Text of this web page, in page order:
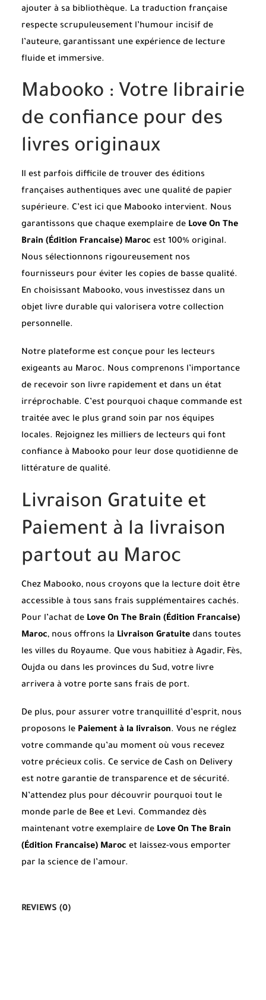
ajouter à sa bibliothèque. La traduction française
respecte scrupuleusement l’humour incisif de
l’auteure, garantissant une expérience de lecture
fluide et immersive.
Mabooko : Votre librairie
de confiance pour des
livres originaux
Il est parfois difficile de trouver des éditions
françaises authentiques avec une qualité de papier
supérieure. C’est ici que Mabooko intervient. Nous
garantissons que chaque exemplaire de Love On The
Brain (Édition Francaise) Maroc est 100% original.
Nous sélectionnons rigoureusement nos
fournisseurs pour éviter les copies de basse qualité.
En choisissant Mabooko, vous investissez dans un
objet livre durable qui valorisera votre collection
personnelle.
Notre plateforme est conçue pour les lecteurs
exigeants au Maroc. Nous comprenons l’importance
de recevoir son livre rapidement et dans un état
irréprochable. C’est pourquoi chaque commande est
traitée avec le plus grand soin par nos équipes
locales. Rejoignez les milliers de lecteurs qui font
confiance à Mabooko pour leur dose quotidienne de
littérature de qualité.
Livraison Gratuite et
Paiement à la livraison
partout au Maroc
Chez Mabooko, nous croyons que la lecture doit être
accessible à tous sans frais supplémentaires cachés.
Pour l’achat de Love On The Brain (Édition Francaise)
Maroc, nous offrons la Livraison Gratuite dans toutes
les villes du Royaume. Que vous habitiez à Agadir, Fès,
Oujda ou dans les provinces du Sud, votre livre
arrivera à votre porte sans frais de port.
De plus, pour assurer votre tranquillité d’esprit, nous
proposons le Paiement à la livraison. Vous ne réglez
votre commande qu’au moment où vous recevez
votre précieux colis. Ce service de Cash on Delivery
est notre garantie de transparence et de sécurité.
N’attendez plus pour découvrir pourquoi tout le
monde parle de Bee et Levi. Commandez dès
maintenant votre exemplaire de Love On The Brain
(Édition Francaise) Maroc et laissez-vous emporter
par la science de l’amour.
REVIEWS (0)